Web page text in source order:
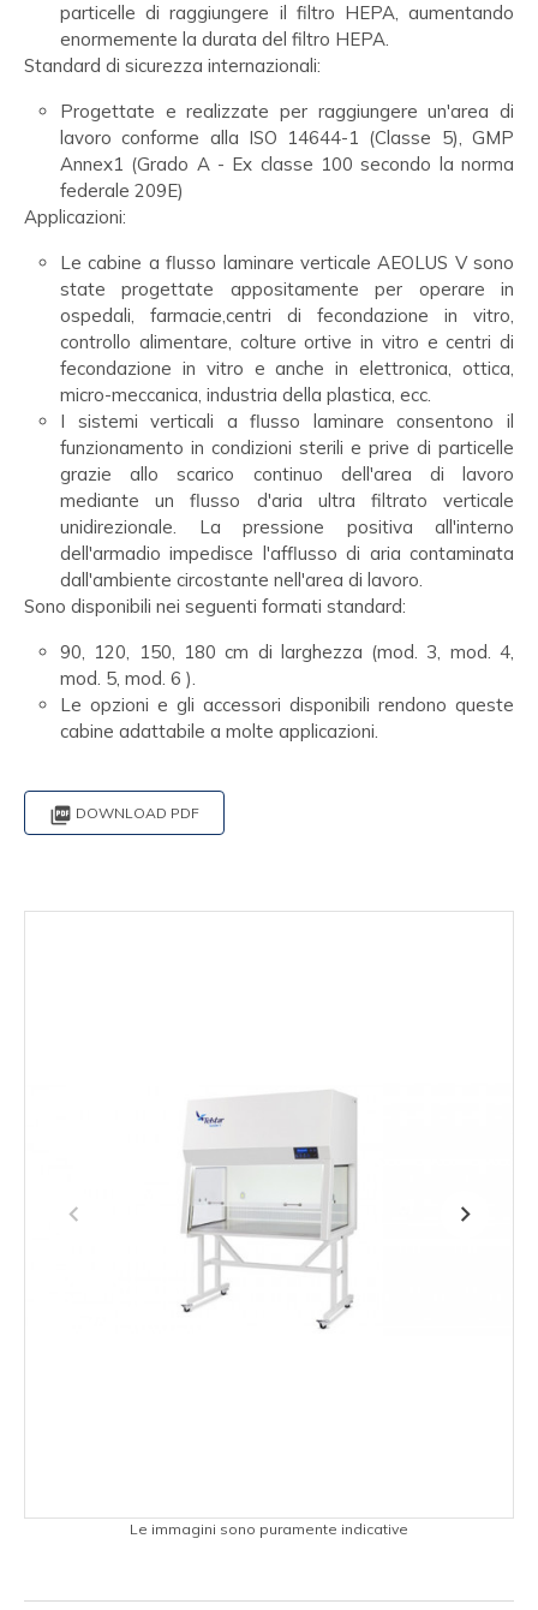
particelle di raggiungere il filtro HEPA, aumentando
enormemente la durata del filtro HEPA.
Standard di sicurezza internazionali:
Progettate e realizzate per raggiungere un'area di
lavoro conforme alla ISO 14644-1 (Classe 5), GMP
Annex1 (Grado A - Ex classe 100 secondo la norma
federale 209E)
Applicazioni:
Le cabine a flusso laminare verticale AEOLUS V sono
state progettate appositamente per operare in
ospedali, farmacie,centri di fecondazione in vitro,
controllo alimentare, colture ortive in vitro e centri di
fecondazione in vitro e anche in elettronica, ottica,
micro-meccanica, industria della plastica, ecc.
I sistemi verticali a flusso laminare consentono il
funzionamento in condizioni sterili e prive di particelle
grazie allo scarico continuo dell'area di lavoro
mediante un flusso d'aria ultra filtrato verticale
unidirezionale. La pressione positiva all'interno
dell'armadio impedisce l'afflusso di aria contaminata
dall'ambiente circostante nell'area di lavoro.
Sono disponibili nei seguenti formati standard:
90, 120, 150, 180 cm di larghezza (mod. 3, mod. 4,
mod. 5, mod. 6 ).
Le opzioni e gli accessori disponibili rendono queste
cabine adattabile a molte applicazioni.
 DOWNLOAD PDF
Le immagini sono puramente indicative